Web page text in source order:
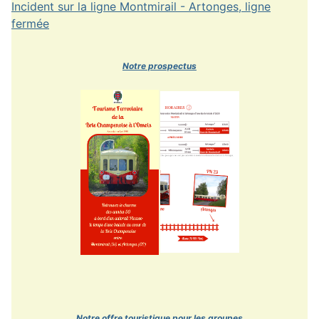
Incident sur la ligne Montmirail - Artonges, ligne
fermée
Notre prospectus